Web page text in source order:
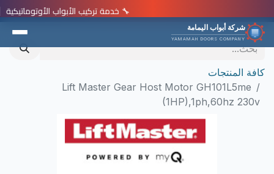
🔧 خدمة تركيب الأبواب الأوتوماتيكية | 📞 920012113 | ⭐ خصم 15% هذا الشهر | 🏆 18,000+ عميل راضٍ | 🛡️ ضمان شامل لمدة سنتان على جميع المنتجات 🔧 خدمة تركيب الأبواب الأوتوماتيكية | 📞 920012113 | ⭐ خصم 15% هذا الشهر | 🏆 18,000+ عميل راضٍ | 🛡️
شركة أبواب اليمامة
YAMAMAH DOORS COMPANY
كافة المنتجات
Lift Master Gear Host Motor GH101L5me
(1HP),1ph,60hz 230v